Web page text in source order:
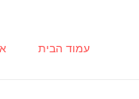
עמוד הבית